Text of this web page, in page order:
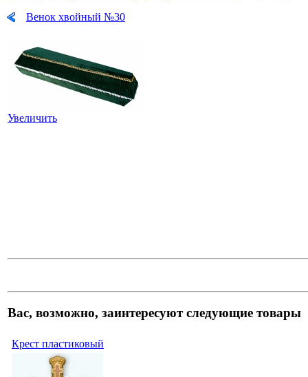
Венок хвойный №30
Увеличить
Вас, возможно, заинтересуют следующие товары
Крест пластиковый